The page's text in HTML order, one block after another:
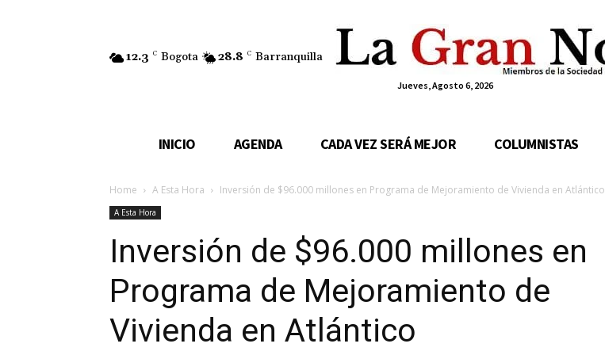
12.3 C Bogota 28.8 C Barranquilla
Jueves, Agosto 6, 2026
INICIO AGENDA CADA VEZ SERÁ MEJOR COLUMNISTAS
Home A Esta Hora Inversión de $96.000 millones en Programa de Mejoramiento de Vivienda en Atlántico
A Esta Hora
Inversión de $96.000 millones en
Programa de Mejoramiento de
Vivienda en Atlántico